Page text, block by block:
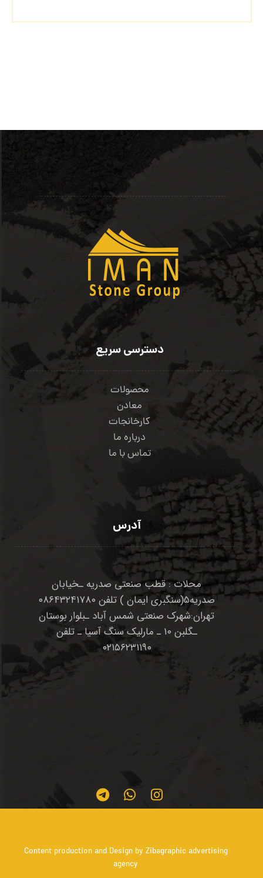
دسترسی سریع
محصولات
معادن
کارخانجات
درباره ما
تماس با ما
آدرس
محلات : قطب صنعتی صدریه ـخیابان
صدریه۵(سنگبری ایمان ) تلفن ۰۸۶۴۳۲۴۱۷۸۰
تهران:شهرک صنعتی شمس آباد ـبلوار بوستان
ـگلبن ۱۰ ـ مارلیک سنگ آسیا ـ تلفن
۰۲۱۵۶۲۳۱۱۹۰
Content production and Design by Zibagraphic advertising
agency